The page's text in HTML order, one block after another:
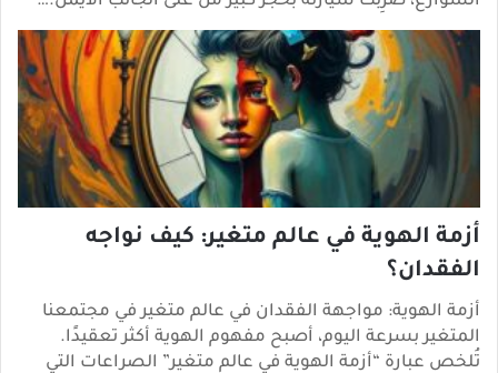
أزمة الهوية في عالم متغير: كيف نواجه
الفقدان؟
أزمة الهوية: مواجهة الفقدان في عالم متغير في مجتمعنا
المتغير بسرعة اليوم، أصبح مفهوم الهوية أكثر تعقيدًا.
تُلخص عبارة “أزمة الهوية في عالم متغير” الصراعات التي